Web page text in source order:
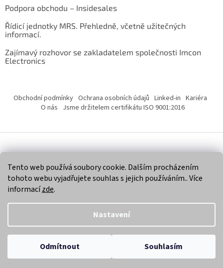
Tento web používá soubory cookie. Dalším procházením
tohoto webu vyjadřujete souhlas s jejich používáním.. Více
informacízde.
Nastavení
Odmítnout Souhlasím
Podpora obchodu – Insidesales
Řídicí jednotky MRS. Přehledně, včetně užitečných
informací.
Zajímavý rozhovor se zakladatelem společnosti Imcon
Electronics
Obchodní podmínky Ochrana osobních údajů Linked-in Kariéra
O nás Jsme držitelem certifikátu ISO 9001:2016
Copyright 2026